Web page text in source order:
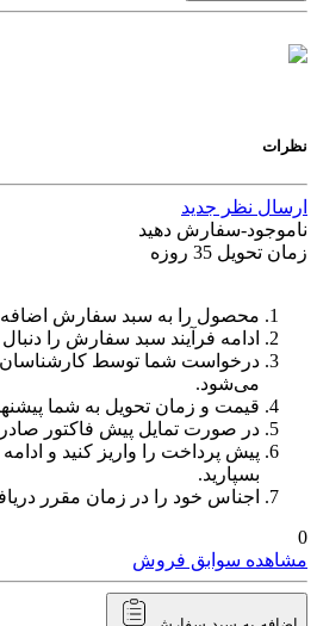
نظرات
ارسال نظر جدید
ناموجود-سفارش دهید
زمان تحویل 35 روزه
محصول را به سبد سفارش اضافه
ادامه فرآیند سبد سفارش را دنبال
درخواست شما توسط کارشناسان
می‌شود.
قیمت و زمان تحویل به شما
در صورت تمایل پیش فاکتور
پیش پرداخت را واریز کنید و ادامه
بسپارید.
اجناس خود را در زمان مقرر
0
مشاهده سوابق فروش